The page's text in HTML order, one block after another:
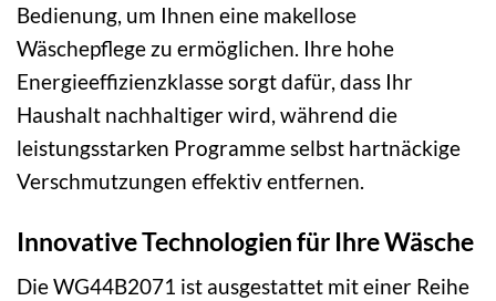
Bedienung, um Ihnen eine makellose
Wäschepflege zu ermöglichen. Ihre hohe
Energieeffizienzklasse sorgt dafür, dass Ihr
Haushalt nachhaltiger wird, während die
leistungsstarken Programme selbst hartnäckige
Verschmutzungen effektiv entfernen.
Innovative Technologien für Ihre Wäsche
Die WG44B2071 ist ausgestattet mit einer Reihe